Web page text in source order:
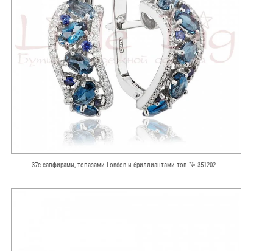
37с сапфирами, топазами London и бриллиантами тов № 351202